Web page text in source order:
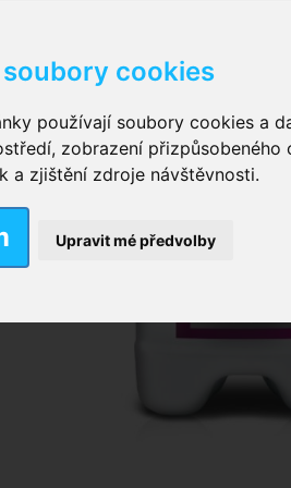
cookies
používají soubory cookies a
zobrazení přizpůsobeného
a zjištění zdroje návštěvnosti.
Upravit mé předvolby
kalhotky zalepovací ,
vložky pro muže
plavky,Dámské